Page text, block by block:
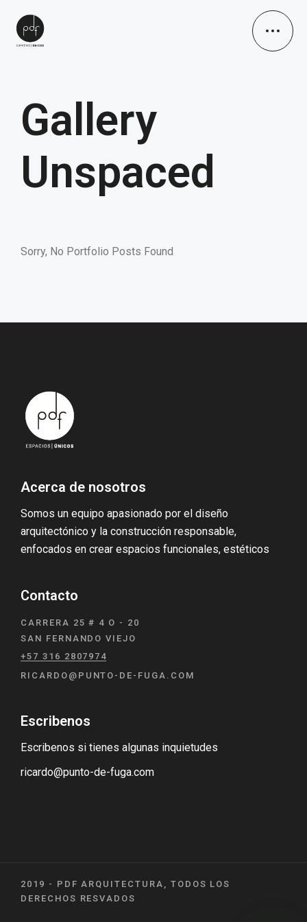
PORTAFOLIO
BLOG
NOSOTROS
Gallery
Unspaced
Sorry, No Portfolio Posts Found
Acerca de nosotros
Somos un equipo apasionado por el diseño
arquitectónico y la construcción responsable,
enfocados en crear espacios funcionales, estéticos
Contacto
CARRERA 25 # 4 O - 20
SAN FERNANDO VIEJO
+57 316 2807974
RICARDO@PUNTO-DE-FUGA.COM
Escribenos
Escribenos si tienes algunas inquietudes
ricardo@punto-de-fuga.com
2019 - PDF ARQUITECTURA, TODOS LOS
DERECHOS RESVADOS